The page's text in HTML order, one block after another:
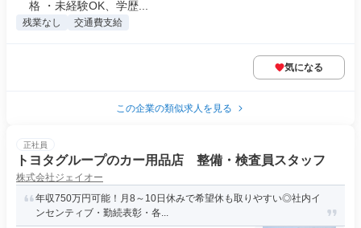
格 ・未経験OK、学歴...
残業なし 交通費支給
気になる
この企業の類似求人を見る
正社員
トヨタグループのカー用品店 整備・検査員スタッフ
株式会社ジェイオー
年収750万円可能！月8～10日休みで希望休も取りやすい◎社内イ
ンセンティブ・勤続表彰・各...